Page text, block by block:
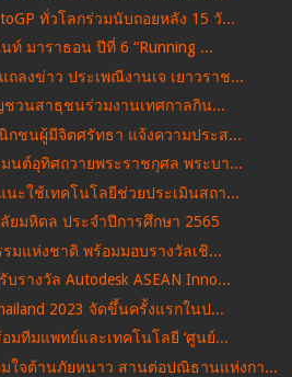
ทั่วโลกร่วมนับถอยหลัง 15 วั...
ท์ มาราธอน ปีที่ 6 “Running ...
ถลงข่าว ประเพณีงานเจ เยาวราช...
วนสาธุชนร่วมงานเทศกาลกิน...
ชนผู้มีจิตศรัทธา แจ้งความประส...
นต์อุทิศถวายพระราชกุศล พระบา...
นะใช้เทคโนโลยีช่วยประเมินสถา...
ยมหิดล ประจำปีการศึกษา 2565
รมแห่งชาติ พร้อมมอบรางวัลเชิ...
รางวัล Autodesk ASEAN Inno...
2023 จัดขึ้นครั้งแรกในป...
มทีมแพทย์และเทคโนโลยี ‘ศูนย์...
ใจต้านภัยหนาว สานต่อปณิธานแห่งกา...